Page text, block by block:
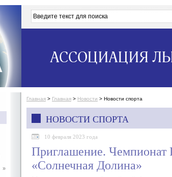
АССОЦИАЦИЯ
»
Главная > Главная > Новости > Новости спорта
НОВОСТИ СПОРТА
10 февраля 2023 года
Приглашение. Чемпионат
«Солнечная Долина»